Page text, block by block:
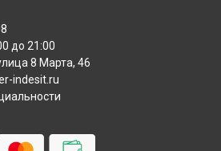
ESC 1160A C ECO Indesit в
ESC 1160A C ECO Indesit в
ESC 1160A C ECO Indesit в
до 21:00
8 Марта, 46
indesit.ru